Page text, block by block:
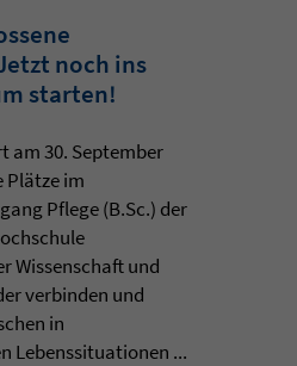
noch ins
starten!
am 30. September
Plätze im
Pflege (B.Sc.) der
Wissenschaft und
verbinden und
in
Lebenssituationen ...